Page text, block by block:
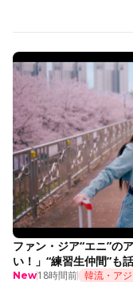
ファン・ジア“エニ”の
い！」“練習生仲間”も
New18時間前 韓流・ア